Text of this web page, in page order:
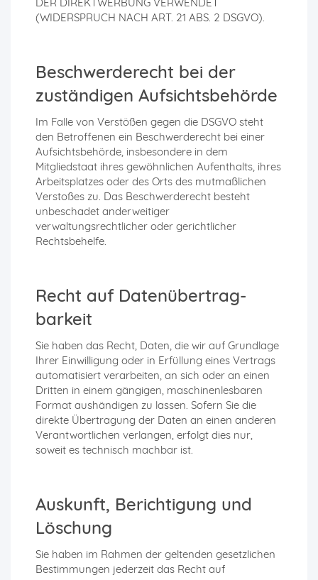
(WIDERSPRUCH NACH ART. 21 ABS. 2 DSGVO).
Beschwerde­recht bei der
zuständigen Aufsichts­behörde
Im Falle von Verstößen gegen die DSGVO steht
den Betroffenen ein Beschwerderecht bei einer
Aufsichtsbehörde, insbesondere in dem
Mitgliedstaat ihres gewöhnlichen Aufenthalts, ihres
Arbeitsplatzes oder des Orts des mutmaßlichen
Verstoßes zu. Das Beschwerderecht besteht
unbeschadet anderweitiger
verwaltungsrechtlicher oder gerichtlicher
Rechtsbehelfe.
Recht auf Daten­übertrag­
barkeit
Sie haben das Recht, Daten, die wir auf Grundlage
Ihrer Einwilligung oder in Erfüllung eines Vertrags
automatisiert verarbeiten, an sich oder an einen
Dritten in einem gängigen, maschinenlesbaren
Format aushändigen zu lassen. Sofern Sie die
direkte Übertragung der Daten an einen anderen
Verantwortlichen verlangen, erfolgt dies nur,
soweit es technisch machbar ist.
Auskunft, Berichtigung und
Löschung
Sie haben im Rahmen der geltenden gesetzlichen
Bestimmungen jederzeit das Recht auf